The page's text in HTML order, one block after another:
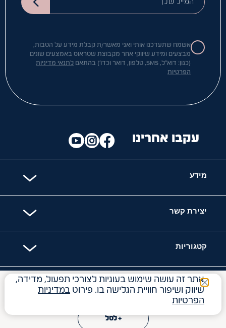
9
₪
+ לסל
אשמח שתעדכנו אותי ואני מאשר/ת קבלת מידע על הטבות,
מבצעים ומידע שיווקי אחר מקבוצת שטראוס באמצעים שונים
(כגון: דוא"ל, SMS, טלפון, דואר וכדו') בהתאם
לתנאי מדיניות
הפרטיות
מידע
יצירת קשר
קטגוריות
עקבו אחרינו
האתר מאובטח עם
אתר זה עושה שימוש בעוגיות לצורכי תפעול, מדידה,
שיווק ושיפור חוויית הגלישה בו. פירוט במדיניות
הפרטיות